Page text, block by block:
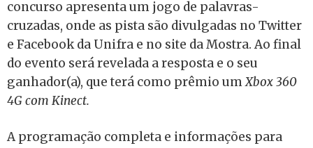
concurso apresenta um jogo de palavras-
cruzadas, onde as pista são divulgadas no Twitter
e Facebook da Unifra e no site da Mostra. Ao final
do evento será revelada a resposta e o seu
ganhador(a), que terá como prêmio umXbox 360
4G com Kinect.
A programação completa e informações para